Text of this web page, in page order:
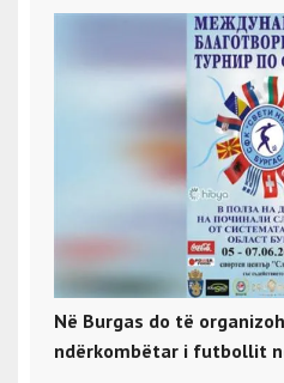
Në Burgas do të
ndërkombëtar i futbollit